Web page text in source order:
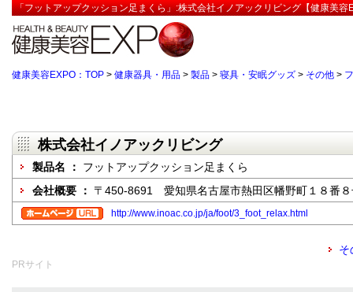
「フットアップクッション足まくら」:株式会社イノアックリビング【健康美容
健康美容EXPO：TOP > 健康器具・用品 > 製品 > 寝具・安眠グッズ > その他 >
株式会社イノアックリビング
製品名 ： フットアップクッション足まくら
会社概要 ： 〒450-8691 愛知県名古屋市熱田区幡野町１８番
http://www.inoac.co.jp/ja/foot/3_foot_relax.html
そ
PRサイト